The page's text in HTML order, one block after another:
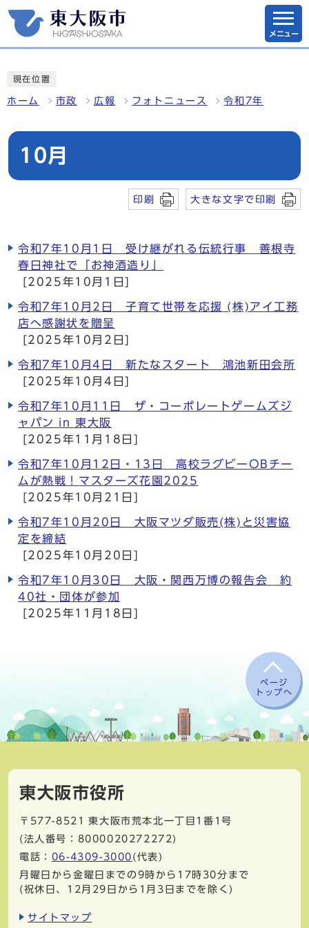
メニュー
現在位置
ホーム 市政 広報 フォトニュース 令和7年
10月
印刷 大きな文字で印刷
令和7年10月1日 受け継がれる伝統行事 善根寺
春日神社で「お神酒造り」
[2025年10月1日]
令和7年10月2日 子育て世帯を応援 (株)アイ工務
店へ感謝状を贈呈
[2025年10月2日]
令和7年10月4日 新たなスタート 鴻池新田会所
[2025年10月4日]
令和7年10月11日 ザ・コーポレートゲームズジ
ャパン in 東大阪
[2025年11月18日]
令和7年10月12日・13日 高校ラグビーOBチー
ムが熱戦！マスターズ花園2025
[2025年10月21日]
令和7年10月20日 大阪マツダ販売(株)と災害協
定を締結
[2025年10月20日]
令和7年10月30日 大阪・関西万博の報告会 約
40社・団体が参加
[2025年11月18日]
ページ
トップへ
東大阪市役所
〒577-8521
東大阪市荒本北一丁目1番1号
(法人番号：8000020272272)
電話： 06-4309-3000 (代表)
月曜日から金曜日までの9時から17時30分まで
(祝休日、12月29日から1月3日までを除く)
サイトマップ